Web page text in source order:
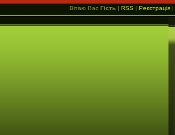
Вітаю Вас Гість | RSS | Реєстрація |